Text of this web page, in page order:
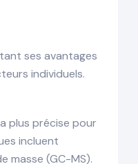
ses avantages
individuels.
plus précise pour
incluent
masse (GC-MS).